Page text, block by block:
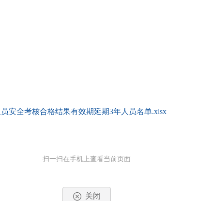
安全考核合格结果有效期延期3年人员名单.xlsx
扫一扫在手机上查看当前页面
关闭